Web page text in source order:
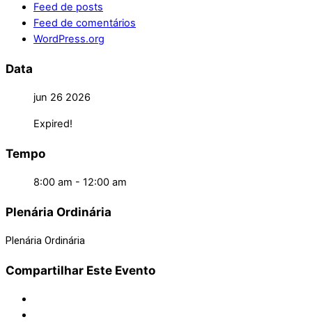
Feed de posts
Feed de comentários
WordPress.org
Data
jun 26 2026
Expired!
Tempo
8:00 am - 12:00 am
Plenária Ordinária
Plenária Ordinária
Compartilhar Este Evento